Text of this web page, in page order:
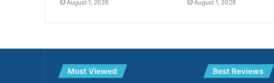
August 1, 2026 August 1, 2026
Most Viewed Best Reviews